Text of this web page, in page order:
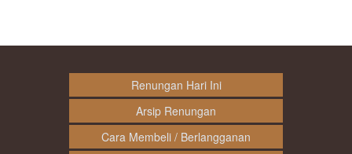
Renungan Hari Ini
Arsip Renungan
Cara Membeli / Berlangganan